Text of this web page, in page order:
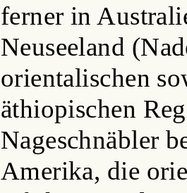
ferner in
Neuseeland
orientalischen
äthiopischen
Nageschnäbler
Amerika, die